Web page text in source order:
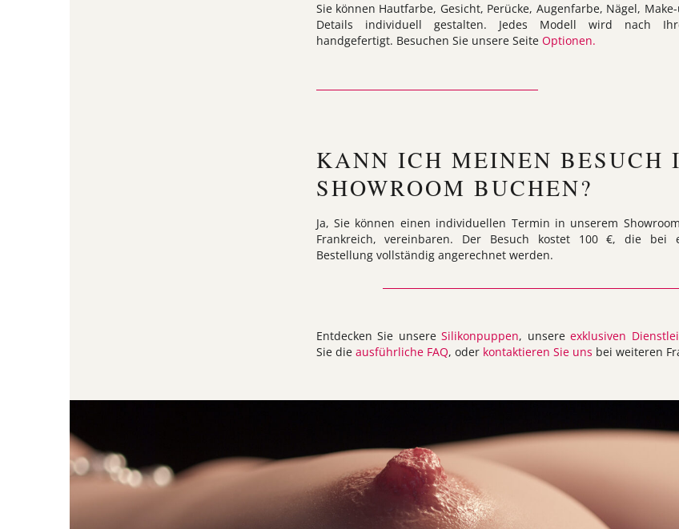
Sie können Hautfarbe, Gesicht, Perücke, Augenfarbe, Nägel,
Details individuell gestalten. Jedes Modell wird nach
handgefertigt. Besuchen Sie unsere Seite Optionen.
KANN ICH MEINEN BESUCH
SHOWROOM BUCHEN?
Ja, Sie können einen individuellen Termin in unserem
Frankreich, vereinbaren. Der Besuch kostet 100 €, die bei
Bestellung vollständig angerechnet werden.
Entdecken Sie unsereSilikonpuppen, unsereexklusiven
Sie die ausführliche FAQ, oder kontaktieren Sie uns bei weiteren